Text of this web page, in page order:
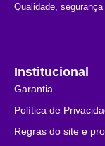
Qualidade,
Institucional
Garantia
Política de
Regras do site e